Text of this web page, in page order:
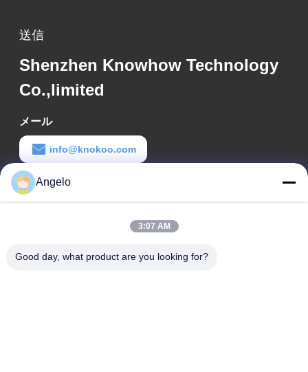
送信
Shenzhen Knowhow Technology
Co.,limited
メール
info@knokoo.com
労働時間
08:00-18:00
会社所在地
Angelo
3:07 AM
Good day, what product are you looking for?